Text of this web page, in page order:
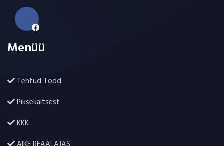
Menüü
Tehtud Tööd
Piksekaitsest
KKK